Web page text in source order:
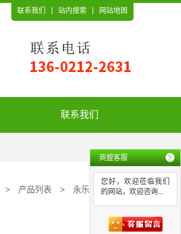
联系我们 站内搜索 网站地图
联系我们
> 产品列表 > 永乐园公墓
商盟客服 >
您好，欢迎莅临我们
的网站，欢迎咨询...